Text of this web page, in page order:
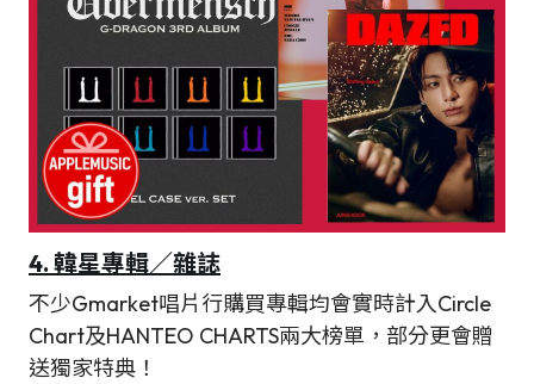
4. 韓星專輯／雜誌
不少Gmarket唱片行購買專輯均會實時計入Circle
Chart及HANTEO CHARTS兩大榜單，部分更會贈
送獨家特典！